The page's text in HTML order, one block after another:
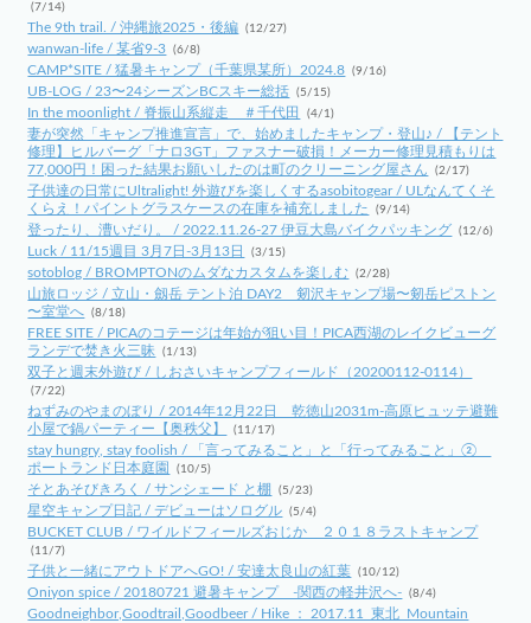
(7/14)
The 9th trail. / 沖縄旅2025・後編 (12/27)
wanwan-life / 某省9-3 (6/8)
CAMP*SITE / 猛暑キャンプ（千葉県某所）2024.8 (9/16)
UB-LOG / 23〜24シーズンBCスキー総括 (5/15)
In the moonlight / 脊振山系縦走 ＃千代田 (4/1)
妻が突然「キャンプ推進宣言」で、始めましたキャンプ・登山♪ / 【テント
修理】ヒルバーグ「ナロ3GT」ファスナー破損！メーカー修理見積もりは
77,000円！困った結果お願いしたのは町のクリーニング屋さん
(2/17)
子供達の日常にUltralight! 外遊びを楽しくするasobitogear / ULなんてくそ
くらえ！パイントグラスケースの在庫を補充しました
(9/14)
登ったり、漕いだり。 / 2022.11.26-27 伊豆大島バイクパッキング (12/6)
Luck / 11/15週目 3月7日-3月13日 (3/15)
sotoblog / BROMPTONのムダなカスタムを楽しむ (2/28)
山旅ロッジ / 立山・劔岳 テント泊 DAY2 剱沢キャンプ場〜剱岳ピストン
〜室堂へ (8/18)
FREE SITE / PICAのコテージは年始が狙い目！PICA西湖のレイクビューグ
ランデで焚き火三昧
(1/13)
双子と週末外遊び / しおさいキャンプフィールド（20200112-0114）
(7/22)
ねずみのやまのぼり / 2014年12月22日 乾徳山2031m-高原ヒュッテ避難
小屋で鍋パーティー【奥秩父】
(11/17)
stay hungry, stay foolish / 「言ってみること」と「行ってみること」②
ポートランド日本庭園
(10/5)
そとあそびきろく / サンシェード と棚 (5/23)
星空キャンプ日記 / デビューはソログル (5/4)
BUCKET CLUB / ワイルドフィールズおじか ２０１８ラストキャンプ
(11/7)
子供と一緒にアウトドアへGO! / 安達太良山の紅葉 (10/12)
Oniyon spice / 20180721 避暑キャンプ -関西の軽井沢へ- (8/4)
Goodneighbor,Goodtrail,Goodbeer / Hike ： 2017.11_東北_Mountain